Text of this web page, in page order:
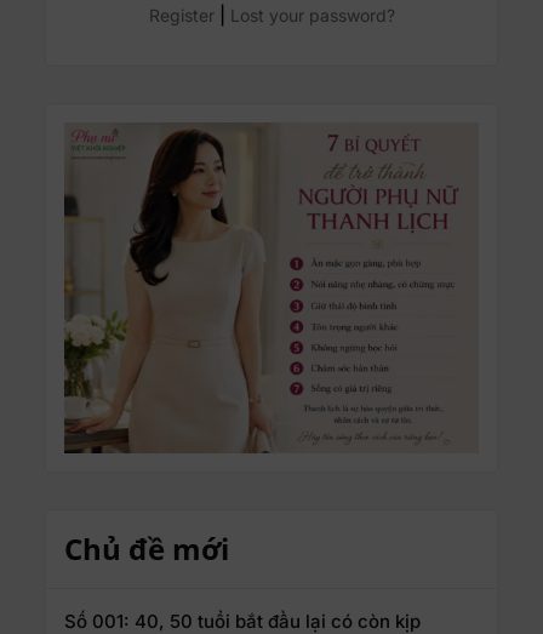
Register| Lost your password?
Chủ đề mới
Số 001: 40, 50 tuổi bắt đầu lại có còn kịp